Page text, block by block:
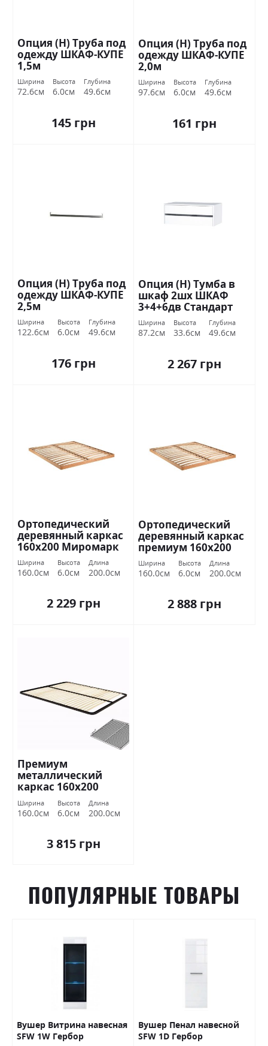
Опция (Н) Труба под
одежду ШКАФ-КУПЕ
1,5м
Ширина
72.6см
Высота
6.0см
Глубина
49.6см
145 грн
Опция (Н) Труба под
одежду ШКАФ-КУПЕ
2,0м
Ширина
97.6см
Высота
6.0см
Глубина
49.6см
161 грн
Опция (Н) Труба под
одежду ШКАФ-КУПЕ
2,5м
Ширина
122.6см
Высота
6.0см
Глубина
49.6см
176 грн
Опция (Н) Тумба в
шкаф 2шх ШКАФ
3+4+6дв Стандарт
Ширина
87.2см
Высота
33.6см
Глубина
49.6см
2 267 грн
Ортопедический
деревянный каркас
160х200 Миромарк
Ширина
160.0см
Высота
6.0см
Длина
200.0см
2 229 грн
Ортопедический
деревянный каркас
премиум 160х200
Миромарк
Ширина
160.0см
Высота
6.0см
Длина
200.0см
2 888 грн
Премиум
металлический
каркас 160х200
Миромарк
Ширина
160.0см
Высота
6.0см
Длина
200.0см
3 815 грн
ПОПУЛЯРНЫЕ ТОВАРЫ
Вушер Витрина навесная
SFW 1W Гербор
Вушер Пенал навесной
SFW 1D Гербор